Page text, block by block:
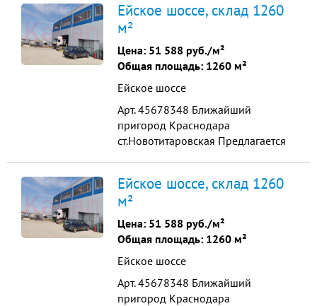
до 8 м Земельный участок 1 Га
Назначение промышленное. Для
эксплуатации промышленной базы
Участок и здания в собственности
Ейское шоссе, склад 1260
м²
Цена: 51 588 руб./м²
Общая площадь: 1260 м²
Ейское шоссе
Арт. 45678348 Ближайший
пригород Краснодара
ст.Новотитаровская Предлагается
промназначения 22.7 соток Здания
1260 м кв. (четыре Кран-балки по
10 тонн каждая, размер здания 30
х 41х 9, кровля и стены из
сэндвич...
Ейское шоссе, склад 1260
м²
Цена: 51 588 руб./м²
Общая площадь: 1260 м²
Ейское шоссе
Арт. 45678348 Ближайший
пригород Краснодара